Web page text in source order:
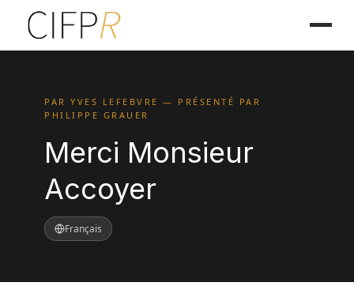
PAR YVES LEFEBVRE — PRÉSENTÉ PAR
PHILIPPE GRAUER
Merci Monsieur
Accoyer
Français